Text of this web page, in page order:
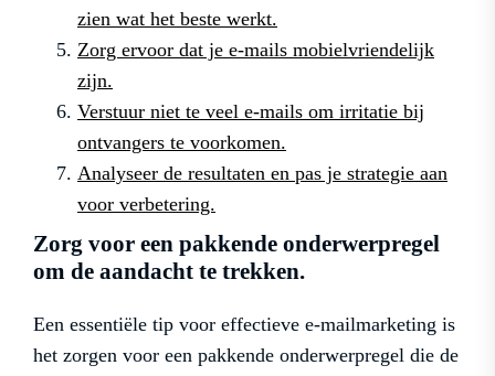
zien wat het beste werkt.
Zorg ervoor dat je e-mails mobielvriendelijk
zijn.
Verstuur niet te veel e-mails om irritatie bij
ontvangers te voorkomen.
Analyseer de resultaten en pas je strategie aan
voor verbetering.
Zorg voor een pakkende onderwerpregel
om de aandacht te trekken.
Een essentiële tip voor effectieve e-mailmarketing is
het zorgen voor een pakkende onderwerpregel die de